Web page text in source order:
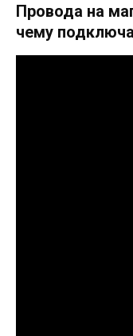
Провода на
чему